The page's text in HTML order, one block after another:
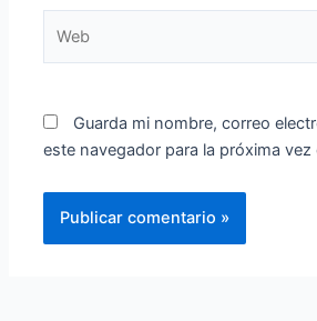
Guarda mi nombre, correo
este navegador para la próxima vez